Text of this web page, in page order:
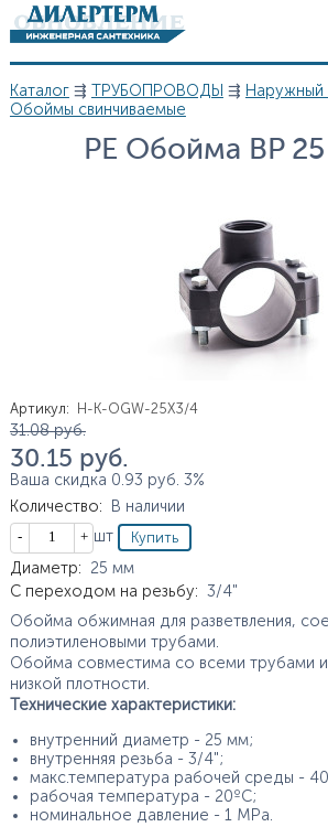
Перейти к основному содержанию
Вы здесь
Каталог⇶ ТРУБОПРОВОДЫ ⇶
Обоймы свинчиваемые
PE Обойма BP
Артикул: H-K-ОGW-25X3/4
Цена
31.08 руб.
30.15 руб.
Ваша скидка 0.93 руб. 3%
Количество:
В наличии
Кол-во
шт
Характеристики
Диаметр: 25 мм
С переходом на резьбу: 3/4"
Обойма обжимная для разветвления,
полиэтиленовыми трубами.
Обойма совместима со всеми трубами
низкой плотности.
Технические характеристики:
внутренний диаметр - 25 мм;
внутренняя резьба - 3/4";
макс.температура рабочей среды -
рабочая температура - 20ºС;
номинальное давление - 1 МРа.